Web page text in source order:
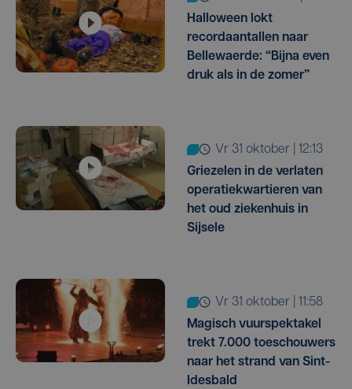
Halloween lokt
recordaantallen naar
Bellewaerde: “Bijna even
druk als in de zomer”
vr 31 oktober | 12:13
Griezelen in de verlaten
operatiekwartieren van
het oud ziekenhuis in
Sijsele
vr 31 oktober | 11:58
Magisch vuurspektakel
trekt 7.000 toeschouwers
naar het strand van Sint-
Idesbald